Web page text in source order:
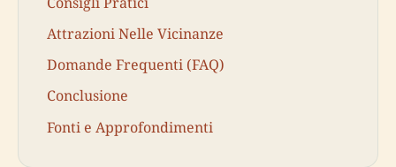
Attrazioni Nelle Vicinanze
Domande Frequenti (FAQ)
Conclusione
Fonti e Approfondimenti